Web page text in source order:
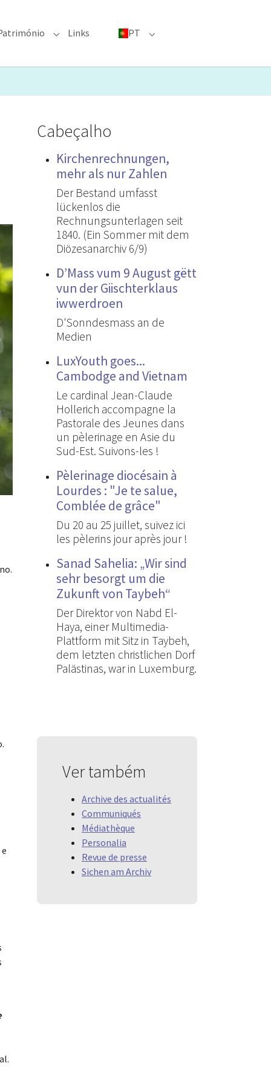
for "Grandes eventos"
Submenu for "Património"
Links PT Submenu for "PT"
Cabeçalho
Kirchenrechnungen,
mehr als nur Zahlen
Der Bestand umfasst
lückenlos die
Rechnungsunterlagen seit
1840. (Ein Sommer mit dem
Diözesanarchiv 6/9)
D’Mass vum 9 August gëtt
vun der Giischterklaus
iwwerdroen
D'Sonndesmass an de
Medien
LuxYouth goes...
Cambodge and Vietnam
Le cardinal Jean-Claude
Hollerich accompagne la
Pastorale des Jeunes dans
un pèlerinage en Asie du
Sud-Est. Suivons-les !
Pèlerinage diocésain à
Lourdes : "Je te salue,
Comblée de grâce"
Du 20 au 25 juillet, suivez ici
les pèlerins jour après jour !
Sanad Sahelia: „Wir sind
sehr besorgt um die
Zukunft von Taybeh“
Der Direktor von Nabd El-
Haya, einer Multimedia-
Plattform mit Sitz in Taybeh,
dem letzten christlichen Dorf
Palästinas, war in Luxemburg.
Ver também
Archive des actualités
Communiqués
Médiathèque
Personalia
Revue de presse
Sichen am Archiv